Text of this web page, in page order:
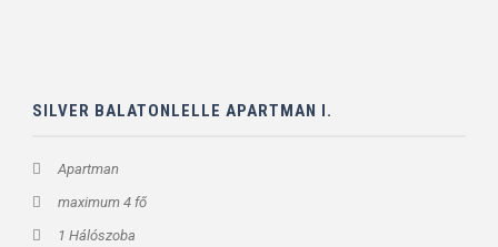
SILVER BALATONLELLE APARTMAN I.
Apartman
maximum 4 fő
1 Hálószoba